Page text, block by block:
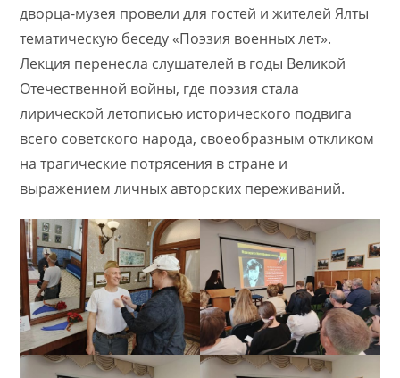
дворца-музея провели для гостей и жителей Ялты
тематическую беседу «Поэзия военных лет».
Лекция перенесла слушателей в годы Великой
Отечественной войны, где поэзия стала
лирической летописью исторического подвига
всего советского народа, своеобразным откликом
на трагические потрясения в стране и
выражением личных авторских переживаний.